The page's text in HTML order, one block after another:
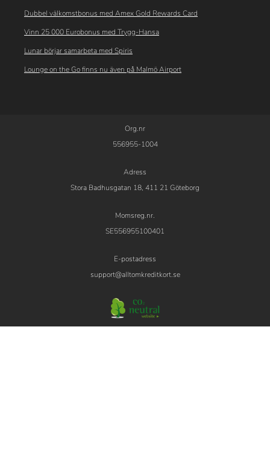
Dubbel välkomstbonus med Amex Gold Rewards Card
Vinn 25 000 Eurobonus med Trygg-Hansa
Lunar börjar samarbeta med Spiris
Lounge on the Go finns nu även på Malmö Airport
Org.nr
556955-1004
Adress
Stora Badhusgatan 18, 411 21 Göteborg
Momsreg.nr.
SE556955100401
E-postadress
support@alltomkreditkort.se